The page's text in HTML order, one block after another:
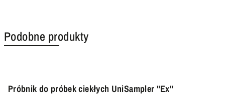
Podobne produkty
Próbnik do próbek ciekłych UniSampler "Ex"